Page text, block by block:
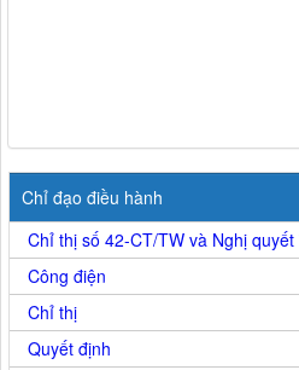
Chỉ đạo điều hành
Chỉ thị số 42-CT/TW và Nghị
Công điện
Chỉ thị
Quyết định